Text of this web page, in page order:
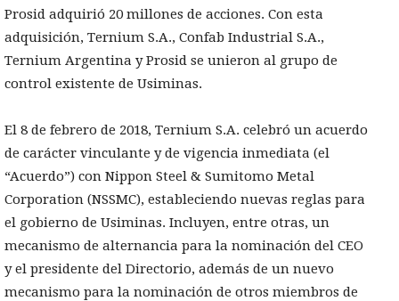
Prosid adquirió 20 millones de acciones. Con esta
adquisición, Ternium S.A., Confab Industrial S.A.,
Ternium Argentina y Prosid se unieron al grupo de
control existente de Usiminas.
El 8 de febrero de 2018, Ternium S.A. celebró un acuerdo
de carácter vinculante y de vigencia inmediata (el
“Acuerdo”) con Nippon Steel & Sumitomo Metal
Corporation (NSSMC), estableciendo nuevas reglas para
el gobierno de Usiminas. Incluyen, entre otras, un
mecanismo de alternancia para la nominación del CEO
y el presidente del Directorio, además de un nuevo
mecanismo para la nominación de otros miembros de